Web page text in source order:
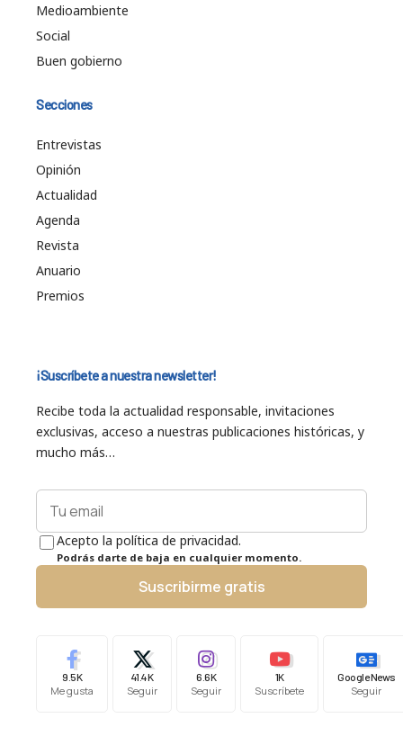
Medioambiente
Social
Buen gobierno
Secciones
Entrevistas
Opinión
Actualidad
Agenda
Revista
Anuario
Premios
¡Suscríbete a nuestra newsletter!
Recibe toda la actualidad responsable, invitaciones
exclusivas, acceso a nuestras publicaciones históricas, y
mucho más…
Acepto la política de privacidad.
Podrás darte de baja en cualquier momento.
Suscribirme gratis
9.5K
Me gusta
41.4K
Seguir
6.6K
Seguir
1K
Suscríbete
Google News
Seguir